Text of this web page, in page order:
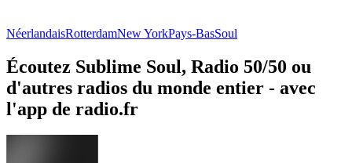
NéerlandaisRotterdamNew YorkPays-BasSoul
Écoutez Sublime Soul, Radio 50/50 ou
d'autres radios du monde entier - avec
l'app de radio.fr